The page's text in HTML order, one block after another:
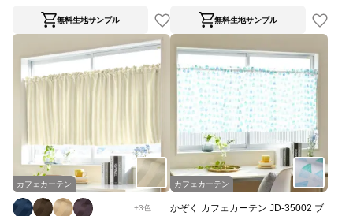
無料生地サンプル 無料生地サンプル
カフェカーテン
+3色
カフェカーテン
かぞく カフェカーテン JD-35002 ブ